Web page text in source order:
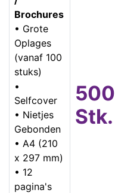
Brochures
• Grote
Oplages
(vanaf 100
stuks)
•
Selfcover
• Nietjes
Gebonden
• A4 (210
x 297 mm)
• 12
pagina's
500
Stk.